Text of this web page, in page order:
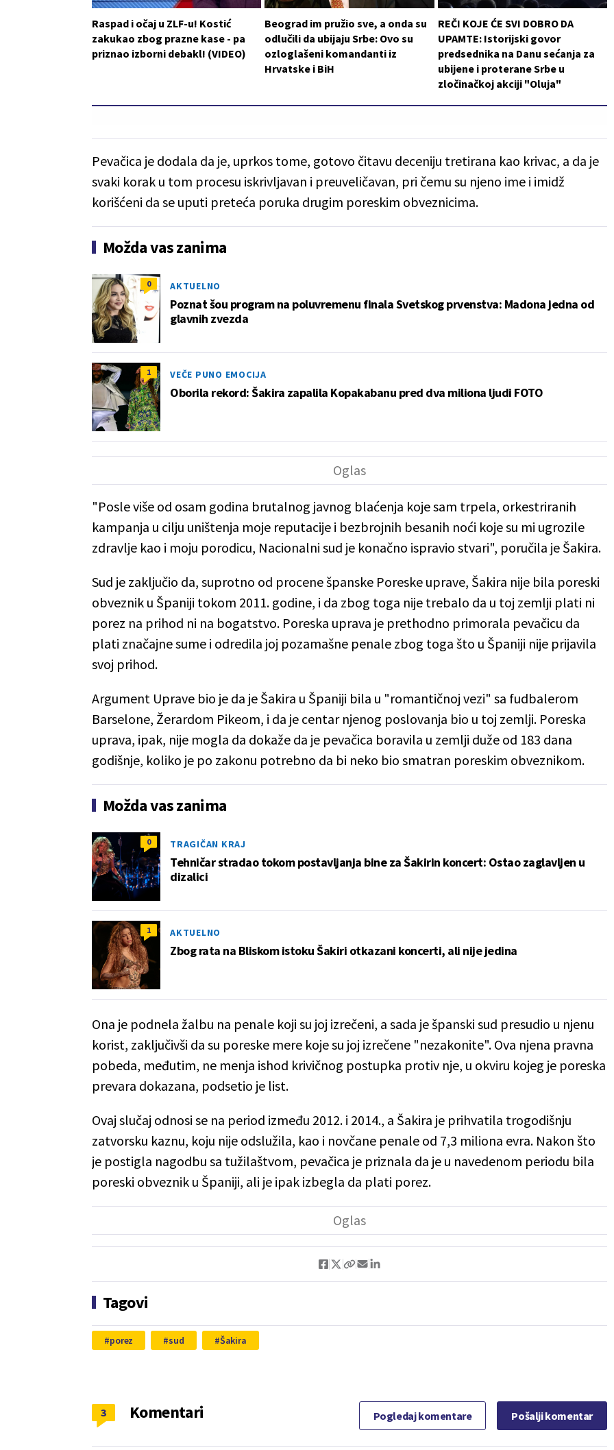
Raspad i očaj u ZLF-u! Kostić
zakukao zbog prazne kase - pa
priznao izborni debakl! (VIDEO)
Beograd im pružio sve, a onda su
odlučili da ubijaju Srbe: Ovo su
ozloglašeni komandanti iz
Hrvatske i BiH
REČI KOJE ĆE SVI DOBRO DA
UPAMTE: Istorijski govor
predsednika na Danu sećanja za
ubijene i proterane Srbe u
zločinačkoj akciji "Oluja"
Pevačica je dodala da je, uprkos tome, gotovo čitavu deceniju tretirana kao krivac, a da je
svaki korak u tom procesu iskrivljavan i preuveličavan, pri čemu su njeno ime i imidž
korišćeni da se uputi preteća poruka drugim poreskim obveznicima.
Možda vas zanima
0 AKTUELNO
Poznat šou program na poluvremenu finala Svetskog prvenstva: Madona jedna od
glavnih zvezda
1 VEČE PUNO EMOCIJA
Oborila rekord: Šakira zapalila Kopakabanu pred dva miliona ljudi FOTO
"Posle više od osam godina brutalnog javnog blaćenja koje sam trpela, orkestriranih
kampanja u cilju uništenja moje reputacije i bezbrojnih besanih noći koje su mi ugrozile
zdravlje kao i moju porodicu, Nacionalni sud je konačno ispravio stvari", poručila je Šakira.
Sud je zaključio da, suprotno od procene španske Poreske uprave, Šakira nije bila poreski
obveznik u Španiji tokom 2011. godine, i da zbog toga nije trebalo da u toj zemlji plati ni
porez na prihod ni na bogatstvo. Poreska uprava je prethodno primorala pevačicu da
plati značajne sume i odredila joj pozamašne penale zbog toga što u Španiji nije prijavila
svoj prihod.
Argument Uprave bio je da je Šakira u Španiji bila u "romantičnoj vezi" sa fudbalerom
Barselone, Žerardom Pikeom, i da je centar njenog poslovanja bio u toj zemlji. Poreska
uprava, ipak, nije mogla da dokaže da je pevačica boravila u zemlji duže od 183 dana
godišnje, koliko je po zakonu potrebno da bi neko bio smatran poreskim obveznikom.
Možda vas zanima
0 TRAGIČAN KRAJ
Tehničar stradao tokom postavljanja bine za Šakirin koncert: Ostao zaglavljen u
dizalici
1 AKTUELNO
Zbog rata na Bliskom istoku Šakiri otkazani koncerti, ali nije jedina
Ona je podnela žalbu na penale koji su joj izrečeni, a sada je španski sud presudio u njenu
korist, zaključivši da su poreske mere koje su joj izrečene "nezakonite". Ova njena pravna
pobeda, međutim, ne menja ishod krivičnog postupka protiv nje, u okviru kojeg je poreska
prevara dokazana, podsetio je list.
Ovaj slučaj odnosi se na period između 2012. i 2014., a Šakira je prihvatila trogodišnju
zatvorsku kaznu, koju nije odslužila, kao i novčane penale od 7,3 miliona evra. Nakon što
je postigla nagodbu sa tužilaštvom, pevačica je priznala da je u navedenom periodu bila
poreski obveznik u Španiji, ali je ipak izbegla da plati porez.
Tagovi
porez sud Šakira
Komentari
3 Pogledaj komentare Pošalji komentar